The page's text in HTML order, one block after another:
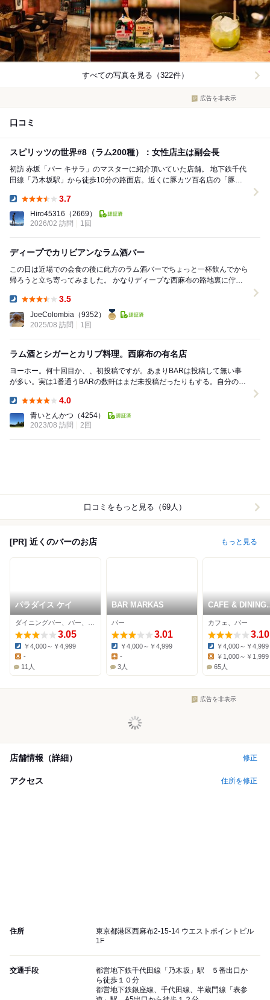
すべての写真を見る（322件）
広告を非表示
口コミ
スピリッツの世界#8（ラム200種）：女性店主は副会長
初訪 赤坂「バー キサラ」のマスターに紹介頂いていた店舗。 地下鉄千代
田線「乃木坂駅」から徒歩10分の路面店。近くに豚カツ百名店の「豚
3.7
Hiro45316 （2669）
2026/02 訪問
1回
ディープでカリビアンなラム酒バー
この日は近場での会食の後に此方のラム酒バーでちょっと一杯飲んでから
帰ろうと立ち寄ってみました。 かなりディープな西麻布の路地裏に佇ん
3.5
JoeColombia （9352）
2025/08 訪問
1回
ラム酒とシガーとカリブ料理。西麻布の有名店
ヨーホー。何十回目か、、初投稿ですが。あまりBARは投稿して無い事
が多い。実は1番通うBARの数軒はまだ未投稿だったりもする。自分のス
4.0
青いとんかつ （4254）
2023/08 訪問
2回
口コミをもっと見る（69人）
[PR] 近くのバーのお店 もっと見る
パラダイス ケイ
3.05
Dinner:
￥4,000～￥4,999
Lunch:
-
11人
BAR MARKAS
バー
3.01
Dinner:
￥4,000～￥4,999
Lunch:
-
3人
CAFE & DINING
POKKE
カフェ、バー
3.10
Dinner:
￥4,000～￥4,999
Lunch:
￥1,000～￥1,999
65人
広告を非表示
店舗情報（詳細） 修正
アクセス 住所を修正
住所
東京都港区西麻布2-15-14 ウエストポイントビル
1F
交通手段
都営地下鉄千代田線「乃木坂」駅 ５番出口か
ら徒歩１０分
都営地下鉄銀座線、千代田線、半蔵門線「表参